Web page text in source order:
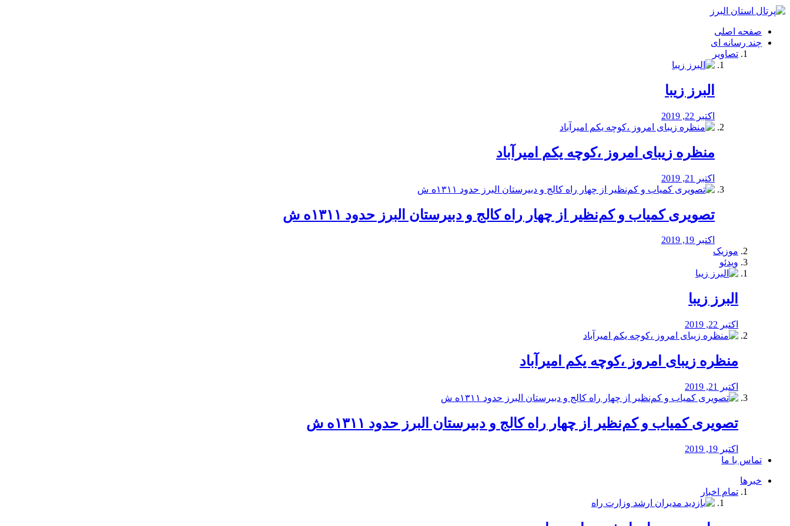
فصد
شرق
تهران
خشکشویی
صفحه اصلی
چند رسانه ای
تصاویر
البرز زیبا
اکتبر 22, 2019
منظره‌‌ زیبای امروز ،کوچه یکم امیرآباد
اکتبر 21, 2019
️تصویری کمیاب و کم‌نظیر از چهار راه كالج و دبيرستان البرز حدود ۱۳۱۱ه ش
اکتبر 19, 2019
موزیک
ویدئو
البرز زیبا
اکتبر 22, 2019
منظره‌‌ زیبای امروز ،کوچه یکم امیرآباد
اکتبر 21, 2019
️تصویری کمیاب و کم‌نظیر از چهار راه كالج و دبيرستان البرز حدود ۱۳۱۱ه ش
اکتبر 19, 2019
تماس با ما
خبرها
تمام اخبار